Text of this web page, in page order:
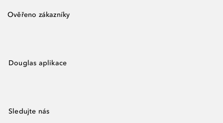
Ověřeno zákazníky
Douglas aplikace
Sledujte nás